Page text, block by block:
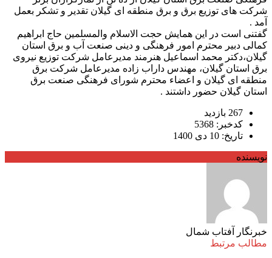
شرکت های توزیع برق و برق منطقه ای گیلان تقدیر و تشکر بعمل
آمد .
گفتنی است در این همایش حجت الاسلام والمسلمین حاج ابراهیم
کمالی دبیر محترم امور فرهنگی و دینی صنعت آب و برق استان
گیلان،دکتر محمد اسماعیل هنرمند مدیرعامل شرکت توزیع نیروی
برق استان گیلان، مهندس داراب زاده مدیرعامل شرکت برق
منطقه ای گیلان و اعضاء محترم شورای فرهنگی صنعت برق
استان گیلان حضور داشتند .
267 بازدید
کدخبر: 5368
تاریخ: 10 دی 1400
نویسنده
خبرنگار آفتاب شمال
مطالب مرتبط